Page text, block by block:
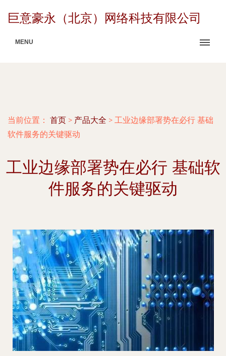
巨意豪永（北京）网络科技有限公司
MENU
当前位置： 首页 > 产品大全 > 工业边缘部署势在必行 基础
软件服务的关键驱动
工业边缘部署势在必行 基础软
件服务的关键驱动